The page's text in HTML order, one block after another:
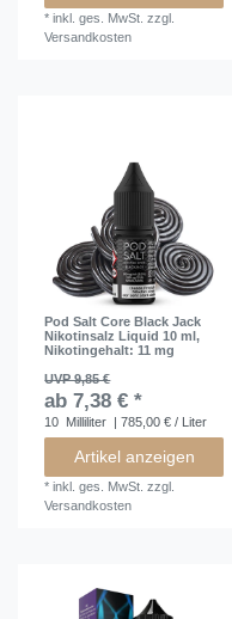
*inkl. ges. MwSt. zzgl.
Versandkosten
Pod Salt Core Black Jack
Nikotinsalz Liquid 10 ml,
Nikotingehalt: 11 mg
UVP 9,85 €
ab 7,38 € *
10 Milliliter | 785,00 € / Liter
Artikel anzeigen
*inkl. ges. MwSt. zzgl.
Versandkosten